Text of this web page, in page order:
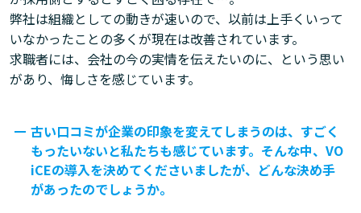
弊社は組織としての動きが速いので、以前は上手くいって
いなかったことの多くが現在は改善されています。
求職者には、会社の今の実情を伝えたいのに、という思い
があり、悔しさを感じています。
古い口コミが企業の印象を変えてしまうのは、すごく
もったいないと私たちも感じています。そんな中、VO
iCEの導入を決めてくださいましたが、どんな決め手
があったのでしょうか。